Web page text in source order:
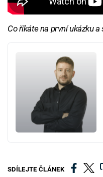
Co říkáte na první ukázku
SDÍLEJTE ČLÁNEK